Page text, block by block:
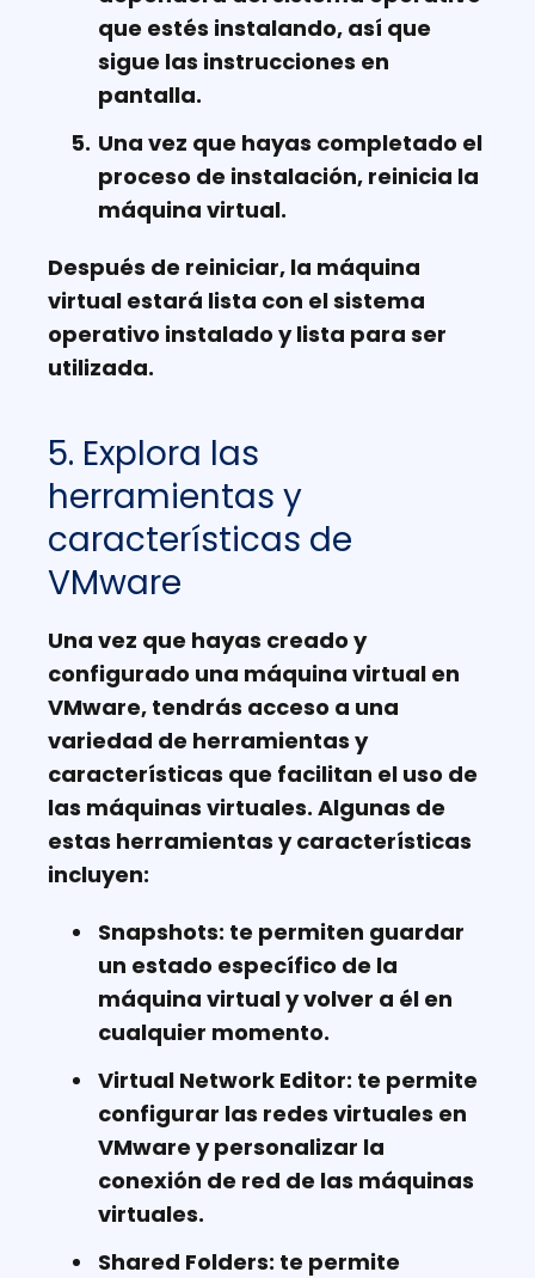
que estés instalando, así que
sigue las instrucciones en
pantalla.
Una vez que hayas completado el
proceso de instalación, reinicia la
máquina virtual.
Después de reiniciar, la máquina
virtual estará lista con el sistema
operativo instalado y lista para ser
utilizada.
5. Explora las
herramientas y
características de
VMware
Una vez que hayas creado y
configurado una máquina virtual en
VMware, tendrás acceso a una
variedad de herramientas y
características que facilitan el uso de
las máquinas virtuales. Algunas de
estas herramientas y características
incluyen:
Snapshots: te permiten guardar
un estado específico de la
máquina virtual y volver a él en
cualquier momento.
Virtual Network Editor: te permite
configurar las redes virtuales en
VMware y personalizar la
conexión de red de las máquinas
virtuales.
Shared Folders: te permite